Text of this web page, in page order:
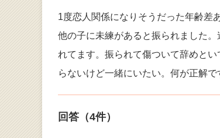
1度恋人関係になりそうだった年齢差
他の子に未練があると振られました
れてます。振られて傷ついて辞めと
らないけど一緒にいたい。何が正解で
回答（4件）